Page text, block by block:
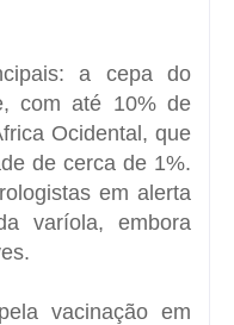
a cepa do
com até 10% de
Ocidental, que
de cerca de 1%.
em alerta
varíola, embora
vacinação em